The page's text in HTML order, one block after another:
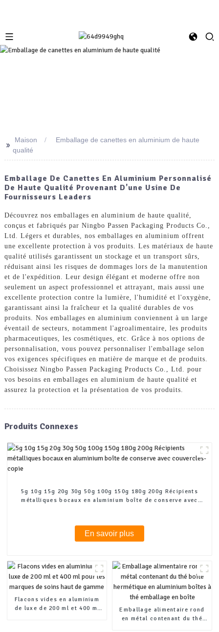
>> Maison
Emballage de canettes en aluminium de haute
qualité
Emballage De Canettes En Aluminium Personnalisé
De Haute Qualité Provenant D'une Usine De
Fournisseurs Leaders
Découvrez nos emballages en aluminium de haute qualité,
conçus et fabriqués par Ningbo Passen Packaging Products Co.,
Ltd. Légers et durables, nos emballages en aluminium offrent
une excellente protection à vos produits. Les matériaux de haute
qualité utilisés garantissent un stockage et un transport sûrs,
réduisant ainsi les risques de dommages lors de la manutention
et de l'expédition. Leur design élégant et moderne offre non
seulement un aspect professionnel et attrayant, mais aussi une
excellente protection contre la lumière, l'humidité et l'oxygène,
garantissant ainsi la fraîcheur et la qualité durables de vos
produits. Nos emballages en aluminium conviennent à un large
éventail de secteurs, notamment l'agroalimentaire, les produits
pharmaceutiques, les cosmétiques, etc. Grâce à nos options de
personnalisation, vous pouvez personnaliser l'emballage selon
vos exigences spécifiques en matière de marque et de produits.
Choisissez Ningbo Passen Packaging Products Co., Ltd. pour
vos besoins en emballages en aluminium de haute qualité et
assurez la protection et la présentation de vos produits.
Produits Connexes
5g 10g 15g 20g 30g 50g 100g 150g 180g 200g Récipients
métalliques bocaux en aluminium boîte de conserve avec
En savoir plus
Flacons vides en aluminium
de luxe de 200 ml et 400 ml
Emballage alimentaire rond
en métal contenant du thé